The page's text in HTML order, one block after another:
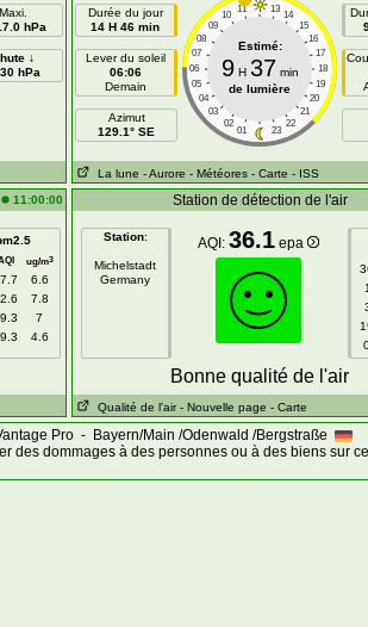
Maxi.
hPa
↓
hPa
Durée du jour
14 H 46 min
Lever du soleil
06:06
Demain
Azimut
129.1° SE
11 13
10
14
09
15
08
16
07
17
06
18
05
19
04
20
03
21
02
22
01 23
Estimé:
9H 37 min
de lumière
La lune - Aurore - Météores - Carte - ISS
11:00:00
ug/m3
6.6
7.8
7
4.6
Station de détection de l'air
Station:
Michelstadt
Germany
AQI: 36.1 epa
Bonne qualité de l'air
Qualité de l'air - Nouvelle page - Carte
Pro - Bayern/Main /Odenwald /Bergstraße
des dommages à des personnes ou à des biens sur